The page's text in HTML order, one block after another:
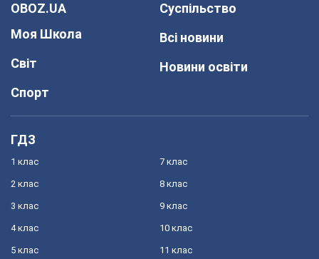
OBOZ.UA
Моя Школа
Світ
Спорт
Суспільство
Всі новини
Новини освіти
ГДЗ
1 клас
2 клас
3 клас
4 клас
5 клас
7 клас
8 клас
9 клас
10 клас
11 клас